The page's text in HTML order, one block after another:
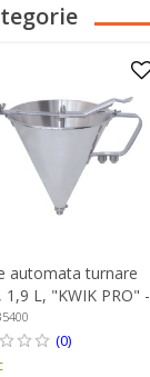
automata turnare
1,9 L, "KWIK PRO" -
(0)